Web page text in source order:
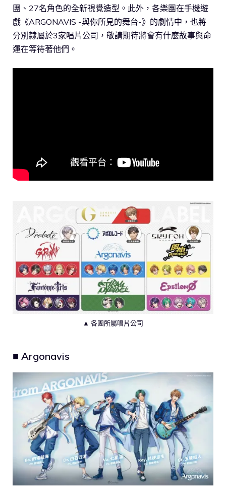
團、27名角色的全新視覺造型。此外，各樂團在手機遊
戲《ARGONAVIS -與你所見的舞台-》的劇情中，也將
分別隸屬於3家唱片公司，敬請期待將會有什麼故事與命
運在等待著他們。
▲ 各團所屬唱片公司
■ Argonavis